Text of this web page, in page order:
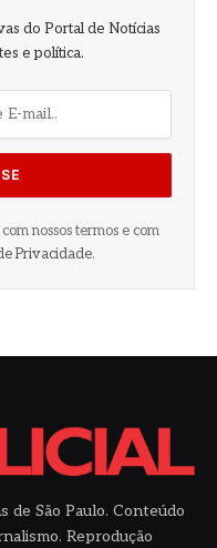
do Portal de Notícias
e política.
nossos termos e com
Privacidade.
de São Paulo. Conteúdo
Reprodução